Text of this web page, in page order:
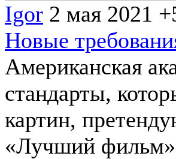
Igor 2 мая 2021
Новые
Американская
стандарты,
картин,
«Лучший